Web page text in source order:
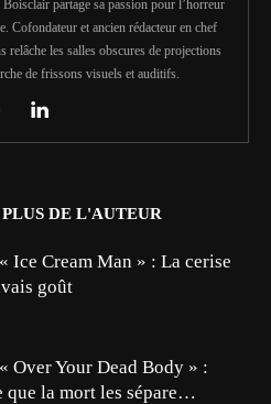
partage sa passion pour l’horreur
Cofondateur et ancien rédacteur en chef
relâche les salles obscures de projections
de frissons visuels et auditifs.
PLUS DE L'AUTEUR
Ice Cream Man » : La cerise
goût
Over Your Dead Body » :
que la mort les sépare…